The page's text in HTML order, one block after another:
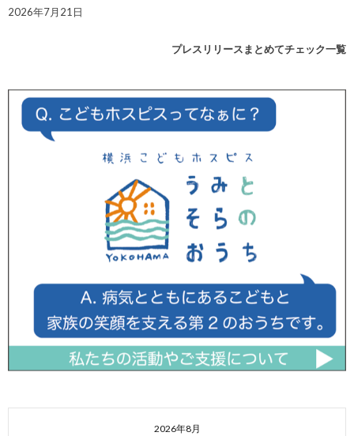
2026年7月21日
プレスリリースまとめてチェック一覧
2026年8月